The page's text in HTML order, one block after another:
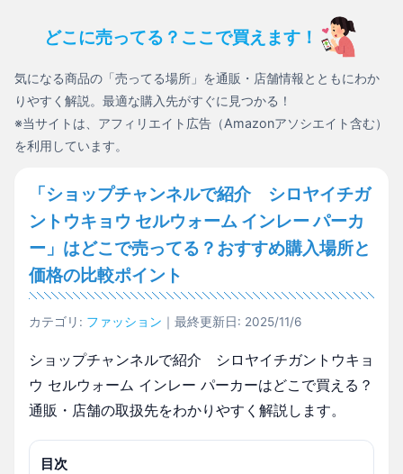
どこに売ってる？ここで買えます！
気になる商品の「売ってる場所」を通販・店舗情報とともにわか
りやすく解説。最適な購入先がすぐに見つかる！
※当サイトは、アフィリエイト広告（Amazonアソシエイト含む）
を利用しています。
「ショップチャンネルで紹介 シロヤイチガ
ントウキョウ セルウォーム インレー パーカ
ー」はどこで売ってる？おすすめ購入場所と
価格の比較ポイント
カテゴリ: ファッション ｜最終更新日: 2025/11/6
ショップチャンネルで紹介 シロヤイチガントウキョ
ウ セルウォーム インレー パーカーはどこで買える？
通販・店舗の取扱先をわかりやすく解説します。
目次